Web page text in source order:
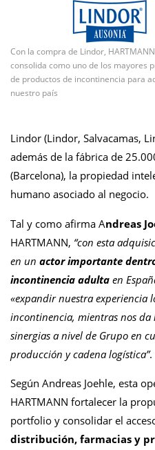
Con la compra de Lindor,
consolida como uno de los mayores
de productos de incontinencia para
nuestro país
Lindor (Lindor, Salvacamas,
además de la fábrica de
(Barcelona), la propiedad
humano asociado al negocio.
Tal y como afirma Andreas
HARTMANN, “con esta
en un actor importante
incontinencia adulta en
«expandir nuestra experiencia
incontinencia, mientras nos
sinergias a nivel de Grupo en
producción y cadena logística”.
Según Andreas Joehle, esta
HARTMANN fortalecer la
portfolio y consolidar el
distribución, farmacias y